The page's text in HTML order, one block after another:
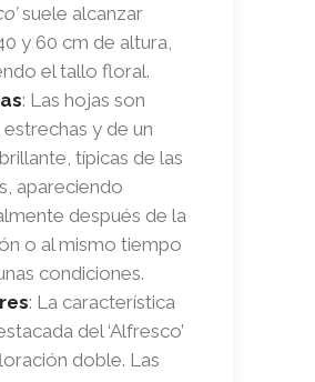
suele alcanzar
y 60 cm de altura,
el tallo floral.
: Las hojas son
estrechas y de un
típicas de las
apareciendo
después de la
o al mismo tiempo
condiciones.
: La característica
del ‘Alfresco’
doble. Las